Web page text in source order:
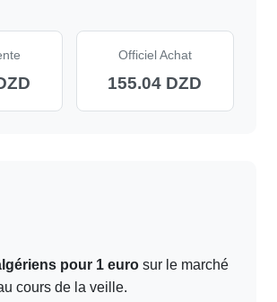
Officiel Achat
155.04 DZD
pour 1 euro sur le marché
cours de la veille.